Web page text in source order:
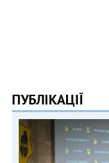
ПУБЛІКАЦІЇ